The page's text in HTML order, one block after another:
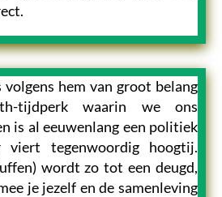
hem van groot belang
tijdperk waarin we ons
is al eeuwenlang een politiek
viert tegenwoordig hoogtij.
wordt zo tot een deugd,
je jezelf en de samenleving